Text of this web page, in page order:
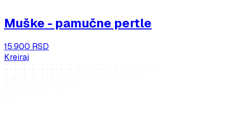
Muške - pamučne pertle
15.900 RSD
Kreiraj